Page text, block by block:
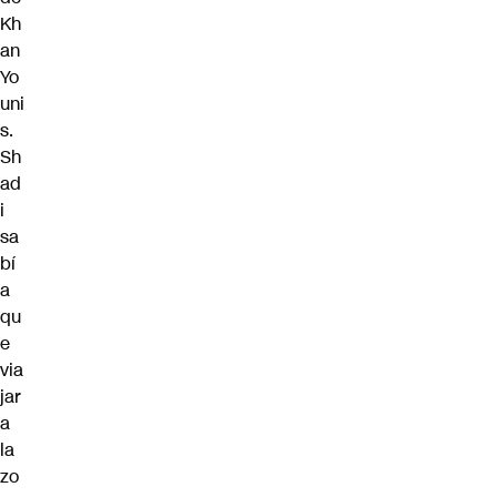
Kh
an
Yo
uni
s.
Sh
ad
i
sa
bí
a
qu
e
via
jar
a
la
zo